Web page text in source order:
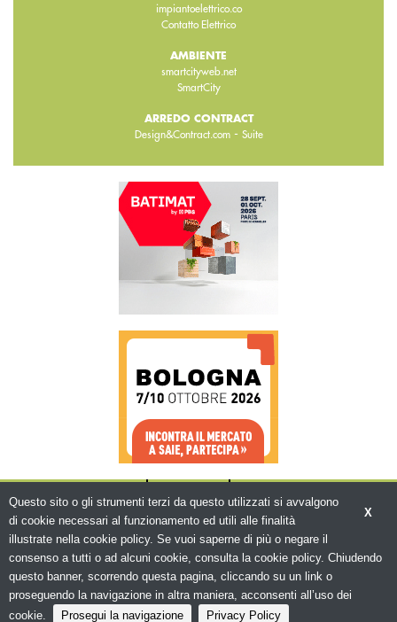
impiantoelettrico.co
Contatto Elettrico
AMBIENTE
smartcityweb.net
SmartCity
ARREDO CONTRACT
Design&Contract.com- Suite
© Copyright 2026. Edilizia in Rete - N.ro
Iscrizione ROC 5836 -Privacy policy
X
Questo sito o gli strumenti terzi da questo utilizzati si avvalgono
di cookie necessari al funzionamento ed utili alle finalità
illustrate nella cookie policy. Se vuoi saperne di più o negare il
consenso a tutti o ad alcuni cookie, consulta la cookie policy. Chiudendo
questo banner, scorrendo questa pagina, cliccando su un link o
proseguendo la navigazione in altra maniera, acconsenti all’uso dei
cookie.
Prosegui la navigazione Privacy Policy